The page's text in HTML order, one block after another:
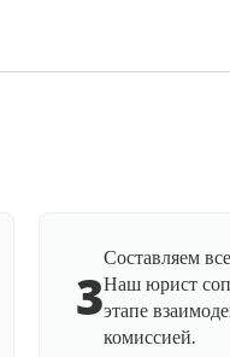
3
Составляем
Наш юрист
этапе
комиссией.